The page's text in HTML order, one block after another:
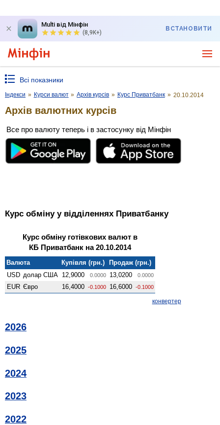
Multi від Мінфін
(8,9K+)
ВСТАНОВИТИ
Всі показники
Індекси » Курси валют » Архів курсів » Курс Приватбанк » 20.10.2014
Архів валютних курсів
Все про валюту теперь і в застосунку від Мінфін
Курс обміну у відділеннях Приватбанку
Курс обміну готівкових валют в
КБ Приватбанк на 20.10.2014
Валюта Купівля (грн.)
Продаж (грн.)
USD долар США 12,9000 0.0000 13,0200 0.0000
EUR Євро 16,4000 -0.1000 16,6000 -0.1000
конвертер
2026
2025
2024
2023
2022